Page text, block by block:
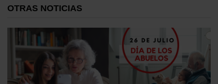
OTRAS NOTICIAS